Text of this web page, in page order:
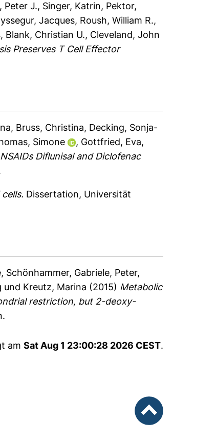
Peter J., Singer, Katrin, Pektor,
Jacques, Roush, William R.,
, Blank, Christian U., Cleveland, John
Preserves T Cell Effector
, Bruss, Christina, Decking, Sonja-
Simone , Gottfried, Eva,
Diflunisal and Diclofenac
Dissertation, Universität
, Schönhammer, Gabriele, Peter,
und Kreutz, Marina (2015) Metabolic
restriction, but 2-deoxy-
am Sat Aug 1 23:00:28 2026 CEST.